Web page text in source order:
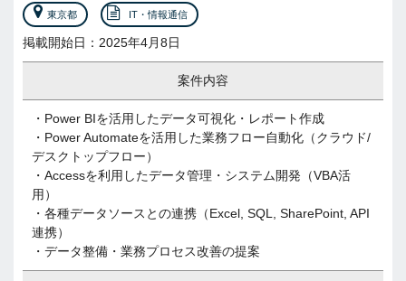
東京都 IT・情報通信
掲載開始日：2025年4月8日
案件内容
・Power BIを活用したデータ可視化・レポート作成
・Power Automateを活用した業務フロー自動化（クラウド/
デスクトップフロー）
・Accessを利用したデータ管理・システム開発（VBA活
用）
・各種データソースとの連携（Excel, SQL, SharePoint, API
連携）
・データ整備・業務プロセス改善の提案